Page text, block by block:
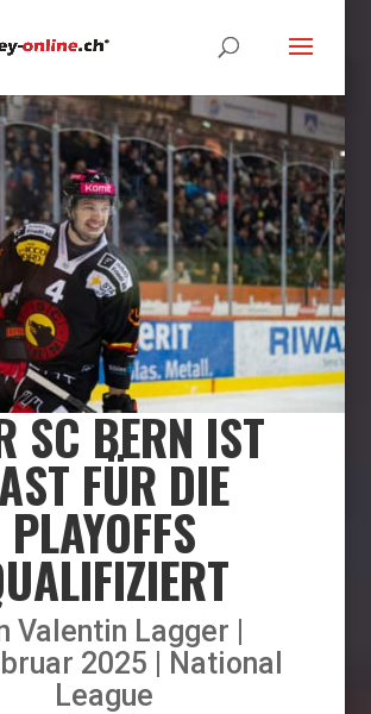
SC BERN IST
FÜR DIE
PLAYOFFS
Valentin Lagger
2025
National
League